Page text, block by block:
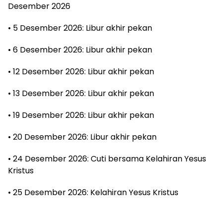
Desember 2026
• 5 Desember 2026: Libur akhir pekan
• 6 Desember 2026: Libur akhir pekan
• 12 Desember 2026: Libur akhir pekan
• 13 Desember 2026: Libur akhir pekan
• 19 Desember 2026: Libur akhir pekan
• 20 Desember 2026: Libur akhir pekan
• 24 Desember 2026: Cuti bersama Kelahiran Yesus
Kristus
• 25 Desember 2026: Kelahiran Yesus Kristus